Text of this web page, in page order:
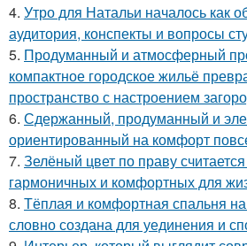
4. Утро для Натальи началось как
аудитория, конспекты и вопросы
5. Продуманный и атмосферный
компактное городское жильё
пространство с настроением
6. Сдержанный, продуманный и
ориентированный на комфорт
7. Зелёный цвет по праву
гармоничных и комфортных для
8. Тёплая и комфортная спальня
словно создана для уединения и